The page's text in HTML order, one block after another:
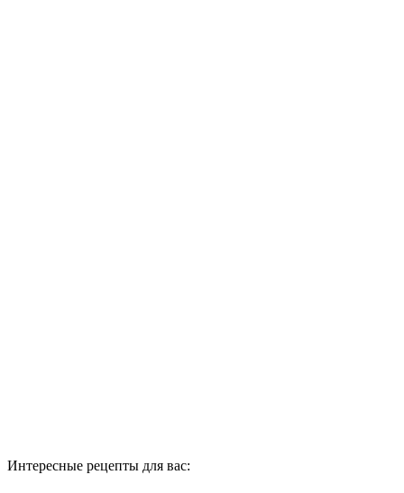
Интересные рецепты для вас: